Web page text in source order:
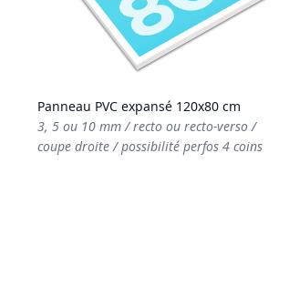
Panneau PVC expansé 120x80 cm
3, 5 ou 10 mm / recto ou recto-verso /
coupe droite / possibilité perfos 4 coins